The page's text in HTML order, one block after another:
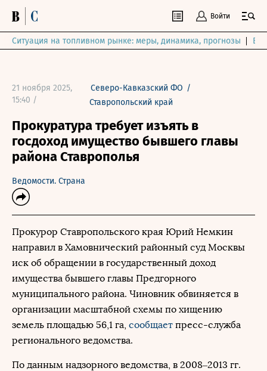
Войти
Ситуация на топливном рынке: меры, динамика, прогнозы
21 ноября 2025,
15:40 /
Северо-Кавказский ФО /
Ставропольский край
Прокуратура требует изъять в
госдоход имущество бывшего главы
района Ставрополья
Ведомости. Страна
Прокурор Ставропольского края Юрий Немкин
направил в Хамовнический районный суд Москвы
иск об обращении в государственный доход
имущества бывшего главы Предгорного
муниципального района. Чиновник обвиняется в
организации масштабной схемы по хищению
земель площадью 56,1 га, сообщает пресс-служба
регионального ведомства.
По данным надзорного ведомства, в 2008–2013 гг.